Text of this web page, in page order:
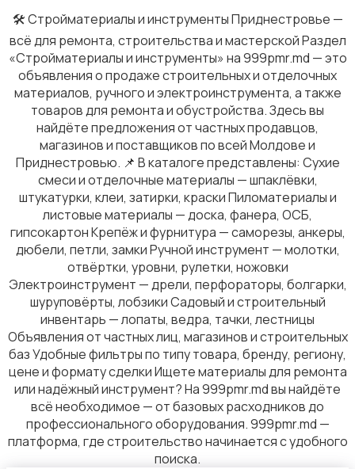
Окна
Измерительные инструменты
Двери
Другое
🛠️ Стройматериалы и инструменты Приднестровье —
всё для ремонта, строительства и мастерской Раздел
«Стройматериалы и инструменты» на 999pmr.md — это
объявления о продаже строительных и отделочных
материалов, ручного и электроинструмента, а также
товаров для ремонта и обустройства. Здесь вы
найдёте предложения от частных продавцов,
магазинов и поставщиков по всей Молдове и
Приднестровью. 📌 В каталоге представлены: Сухие
смеси и отделочные материалы — шпаклёвки,
штукатурки, клеи, затирки, краски Пиломатериалы и
листовые материалы — доска, фанера, ОСБ,
гипсокартон Крепёж и фурнитура — саморезы, анкеры,
дюбели, петли, замки Ручной инструмент — молотки,
отвёртки, уровни, рулетки, ножовки
Электроинструмент — дрели, перфораторы, болгарки,
шуруповёрты, лобзики Садовый и строительный
инвентарь — лопаты, ведра, тачки, лестницы
Объявления от частных лиц, магазинов и строительных
баз Удобные фильтры по типу товара, бренду, региону,
цене и формату сделки Ищете материалы для ремонта
или надёжный инструмент? На 999pmr.md вы найдёте
всё необходимое — от базовых расходников до
профессионального оборудования. 999pmr.md —
платформа, где строительство начинается с удобного
поиска.